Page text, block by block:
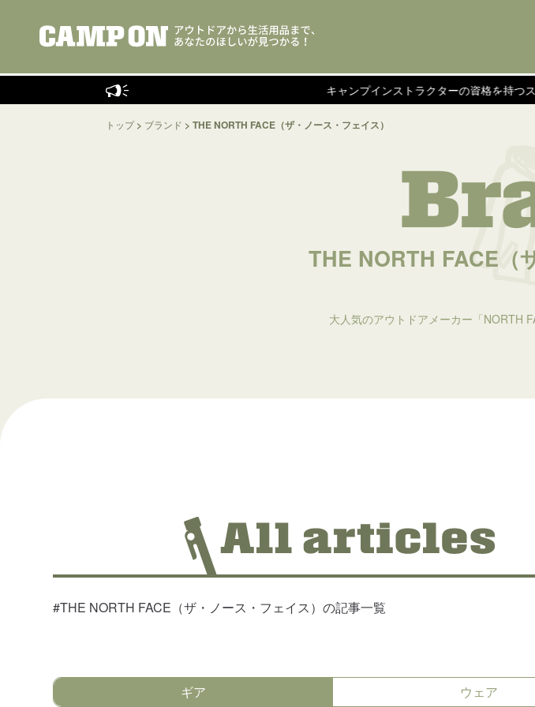
キャンプインストラクターの資格を持つスタッ
トップ> ブランド >THE NORTH FACE（ザ・ノース・フェイス）
THE NORTH FACE（
大人気のアウトドアメーカー「NORTH
#THE NORTH FACE（ザ・ノース・フェイス）の記事一覧
ギア ウェア